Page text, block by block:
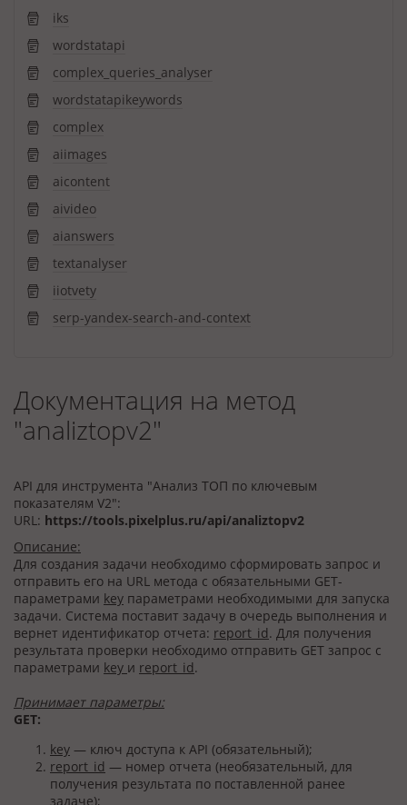
iks
wordstatapi
complex_queries_analyser
wordstatapikeywords
complex
aiimages
aicontent
aivideo
aianswers
textanalyser
iiotvety
serp-yandex-search-and-context
Документация на метод
"analiztopv2"
API для инструмента "Анализ ТОП по ключевым
показателям V2":
URL: https://tools.pixelplus.ru/api/analiztopv2
Описание:
Для создания задачи необходимо сформировать запрос и
отправить его на URL метода с обязательными GET-
параметрами key параметрами необходимыми для запуска
задачи. Система поставит задачу в очередь выполнения и
вернет идентификатор отчета: report_id. Для получения
результата проверки необходимо отправить GET запрос с
параметрами key и report_id.
Принимает параметры:
GET:
key — ключ доступа к API (обязательный);
report_id — номер отчета (необязательный, для
получения результата по поставленной ранее
задаче);